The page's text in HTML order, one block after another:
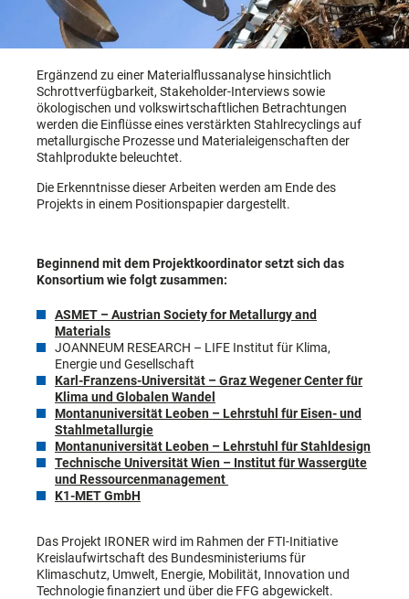
Ergänzend zu einer Materialflussanalyse hinsichtlich
Schrottverfügbarkeit, Stakeholder-Interviews sowie
ökologischen und volkswirtschaftlichen Betrachtungen
werden die Einflüsse eines verstärkten Stahlrecyclings auf
metallurgische Prozesse und Materialeigenschaften der
Stahlprodukte beleuchtet.
Die Erkenntnisse dieser Arbeiten werden am Ende des
Projekts in einem Positionspapier dargestellt.
Beginnend mit dem Projektkoordinator setzt sich das
Konsortium wie folgt zusammen:
ASMET – Austrian Society for Metallurgy and
Materials
JOANNEUM RESEARCH – LIFE Institut für Klima,
Energie und Gesellschaft
Karl-Franzens-Universität – Graz Wegener Center für
Klima und Globalen Wandel
Montanuniversität Leoben – Lehrstuhl für Eisen- und
Stahlmetallurgie
Montanuniversität Leoben – Lehrstuhl für Stahldesign
Technische Universität Wien – Institut für Wassergüte
und Ressourcenmanagement
K1-MET GmbH
Das Projekt IRONER wird im Rahmen der FTI-Initiative
Kreislaufwirtschaft des Bundesministeriums für
Klimaschutz, Umwelt, Energie, Mobilität, Innovation und
Technologie finanziert und über die FFG abgewickelt.